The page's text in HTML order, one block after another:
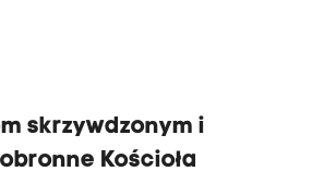
skrzywdzonym i
Kościoła